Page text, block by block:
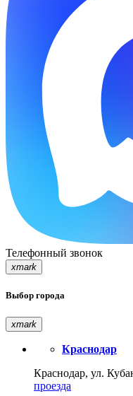
Телефонный звонок
xmark
Выбор города
xmark
Краснодар
Краснодар, ул.
проезда